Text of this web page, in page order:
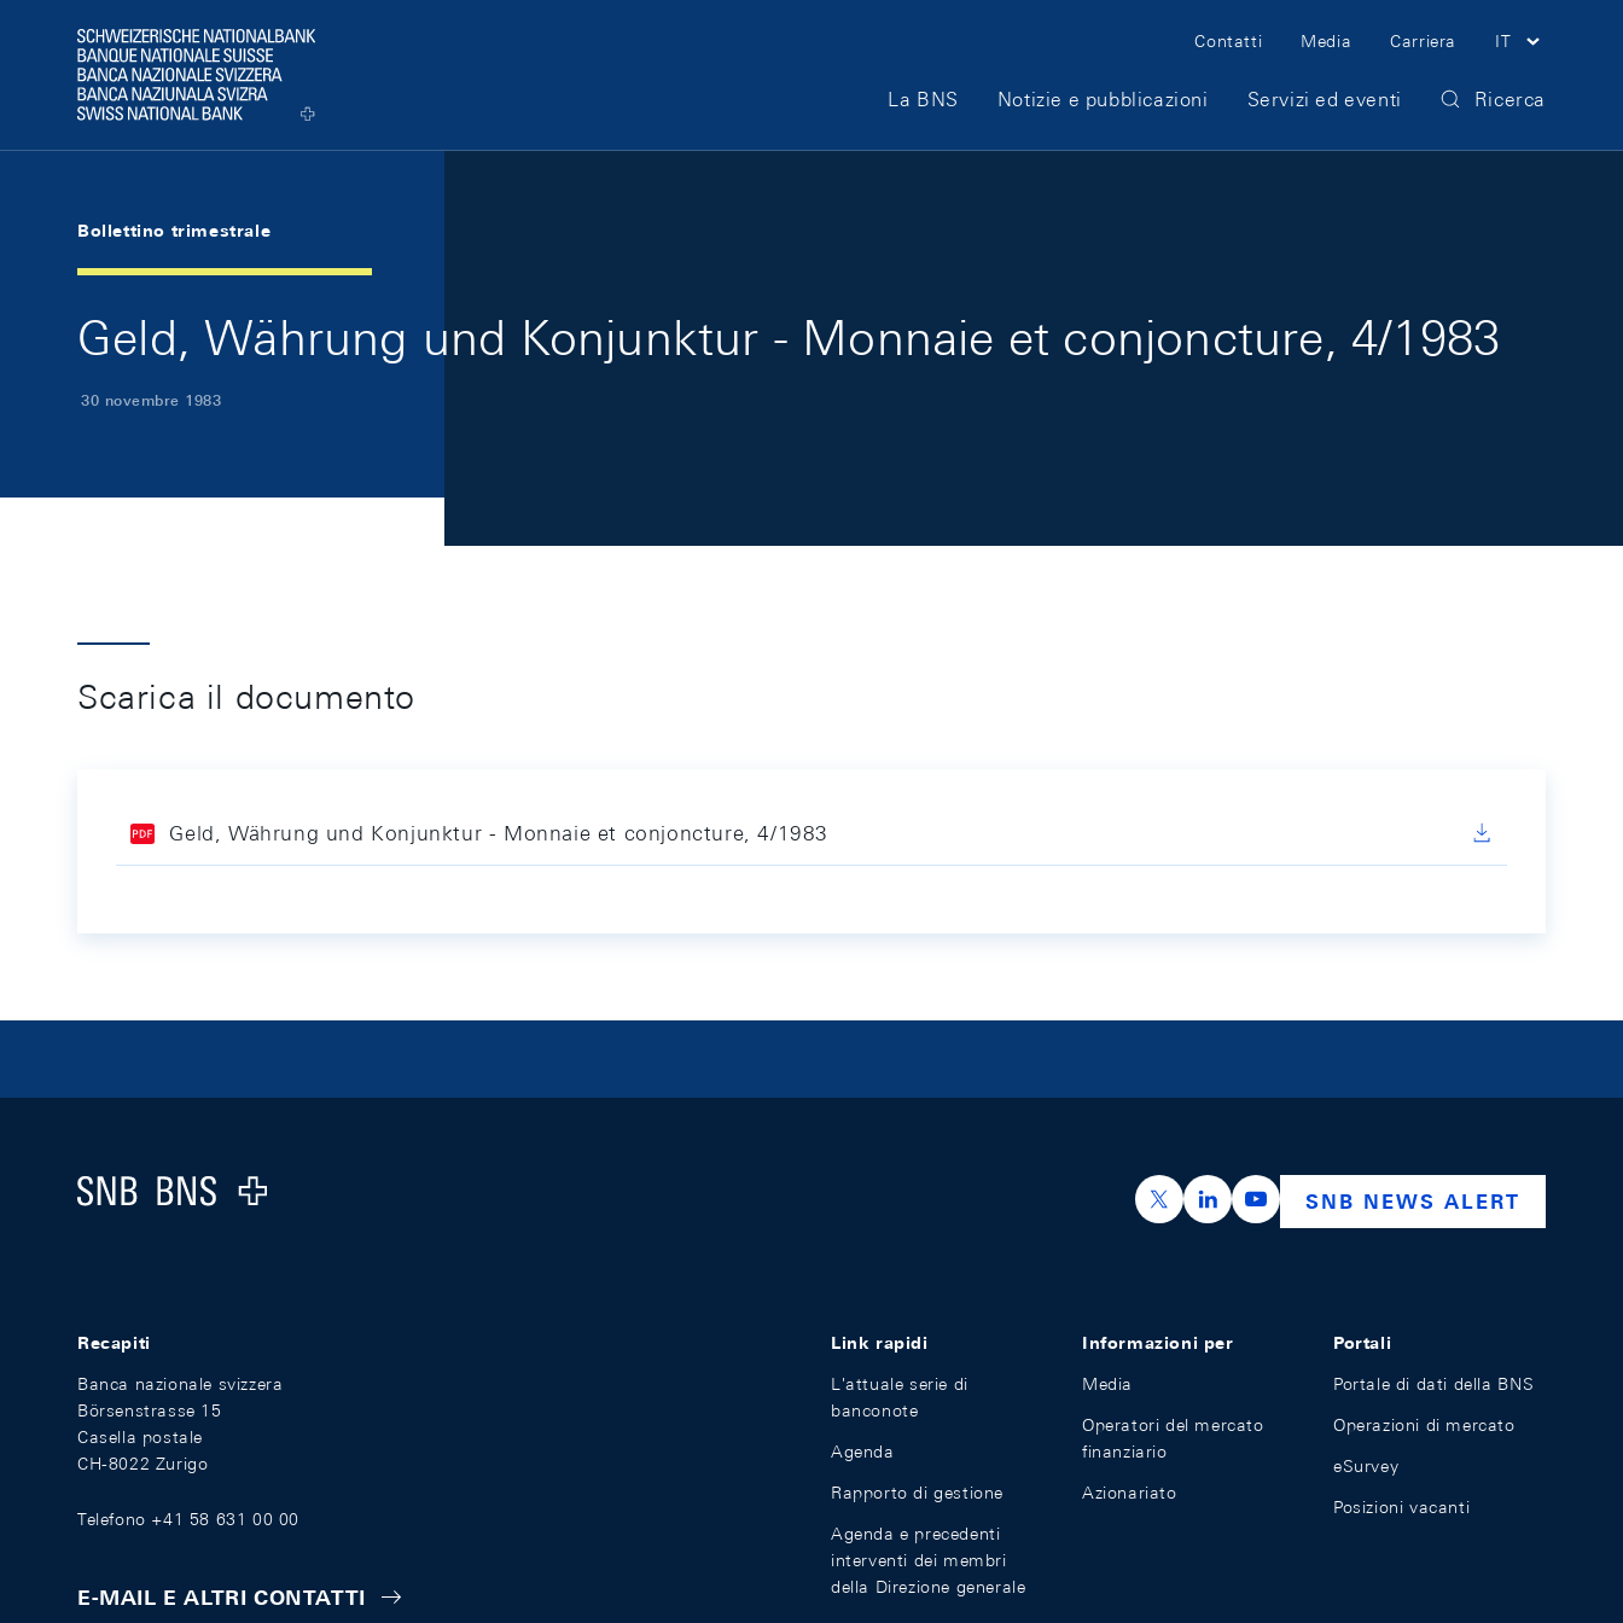
Logo
Meta Navigation
Contatti Media Carriera IT
Main Navigation
La BNS Notizie e pubblicazioni Servizi ed eventi Ricerca
Bollettino trimestrale
Geld, Währung und Konjunktur - Monnaie et conjoncture, 4/1983
30 novembre 1983
Scarica il documento
Geld, Währung und Konjunktur - Monnaie et conjoncture, 4/1983
Logo
https://x.com/snb_bns
https://ch.linkedin.com/company/swiss-
https://www.youtube.com/
SNB NEWS ALERT
Recapiti
Banca nazionale svizzera
Börsenstrasse 15
Casella postale
CH-8022 Zurigo
Telefono +41 58 631 00 00
E-MAIL E ALTRI CONTATTI
Link rapidi
L'attuale serie di
banconote
Agenda
Rapporto di gestione
Agenda e precedenti
interventi dei membri
della Direzione generale
Informazioni per
Media
Operatori del mercato
finanziario
Azionariato
Portali
Portale di dati della BNS
Operazioni di mercato
eSurvey
Posizioni vacanti